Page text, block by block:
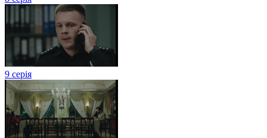
9 серія